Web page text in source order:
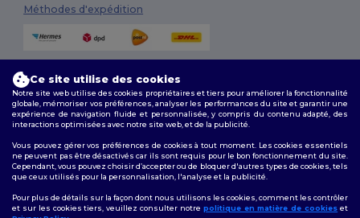
Méthodes d'expédition
Conditions Générales|Politique de personnalisation |Politique de
Suivez-nous
Ce site utilise des cookies
Notre site web utilise des cookies propriétaires et tiers pour améliorer la fonctionnalité
globale, mémoriser vos préférences, analyser les performances du site et garantir une
expérience de navigation fluide et personnalisée, y compris du contenu adapté, des
interactions optimisées avec notre site web, et de la publicité.
Vous pouvez gérer vos préférences de cookies à tout moment. Les cookies essentiels
ne peuvent pas être désactivés car ils sont requis pour le bon fonctionnement du site.
Cependant, vous pouvez choisir d’accepter ou de bloquer d'autres types de cookies, tels
que ceux utilisés pour la personnalisation, l'analyse et la publicité.
Pour plus de détails sur la façon dont nous utilisons les cookies, comment les contrôler
et sur les cookies tiers, veuillez consulter notre politique en matière de cookies et